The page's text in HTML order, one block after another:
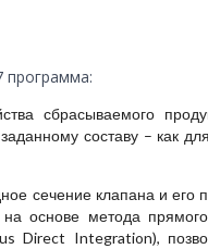
программа:
сбрасываемого
составу – как
сечение клапана и его
основе метода
Direct Integration),